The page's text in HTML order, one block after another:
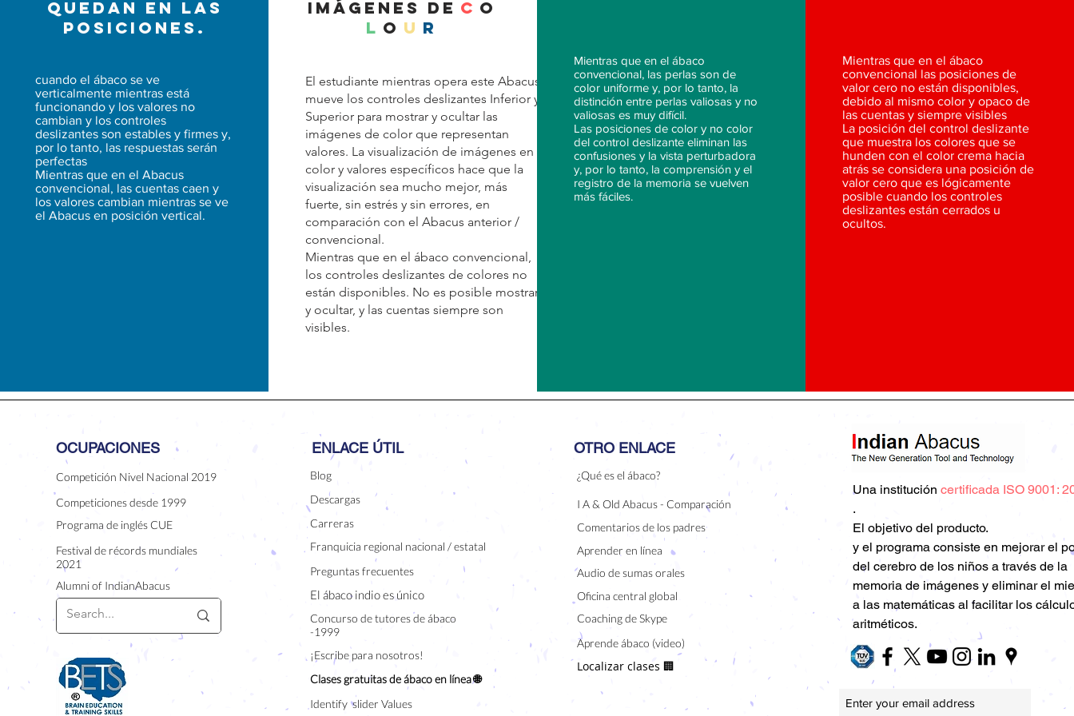
quedan en las
posiciones.
cuando el ábaco se ve
verticalmente mientras está
funcionando y los valores no
cambian y los controles
deslizantes son estables y firmes y,
por lo tanto, las respuestas serán
perfectas
Mientras que en el Abacus
convencional, las cuentas caen y
los valores cambian mientras se ve
el Abacus en posición vertical.
imágenes de c o
l o u r
El estudiante mientras opera este Abacus
mueve los controles deslizantes Inferior y
Superior para mostrar y ocultar las
imágenes de color que representan
valores. La visualización de imágenes en
color y valores específicos hace que la
visualización sea mucho mejor, más
fuerte, sin estrés y sin errores, en
comparación con el Abacus anterior /
convencional.
Mientras que en el ábaco convencional,
los controles deslizantes de colores no
están disponibles. No es posible mostrar
y ocultar, y las cuentas siempre son
visibles.
Mientras que en el ábaco
convencional, las perlas son de
color uniforme y, por lo tanto, la
distinción entre perlas valiosas y no
valiosas es muy difícil.
Las posiciones de color y no color
del control deslizante eliminan las
confusiones y la vista perturbadora
y, por lo tanto, la comprensión y el
registro de la memoria se vuelven
más fáciles.
Mientras que en el ábaco
convencional las posiciones de
valor cero no están disponibles,
debido al mismo color y opaco de
las cuentas y siempre visibles
La posición del control deslizante
que muestra los colores que se
hunden con el color crema hacia
atrás se considera una posición de
valor cero que es lógicamente
posible cuando los controles
deslizantes están cerrados u
ocultos.
OCUPACIONES
Competición Nivel Nacional 2019
Competiciones desde 1999
Programa de inglés CUE
Festival de récords mundiales
2021
Alumni of IndianAbacus
ENLACE ÚTIL
Blog
Descargas
Carreras
Franquicia regional nacional / estatal
Preguntas frecuentes
El ábaco indio es único
Concurso de tutores de ábaco
-1999
¡Escribe para nosotros!
Clases gratuitas de ábaco en línea 🌐
Identify slider Values
OTRO ENLACE
¿Qué es el ábaco?
I A & Old Abacus - Comparación
Comentarios de los padres
Aprender en línea
Audio de sumas orales
Oficina central global
Coaching de Skype
Aprende ábaco (video)
Localizar clases 🏢
Una institución certificada ISO 9001:
.
El objetivo del producto.
y el programa consiste en mejorar el
del cerebro de los niños a través de la
memoria de imágenes y eliminar el
a las matemáticas al facilitar los
aritméticos.